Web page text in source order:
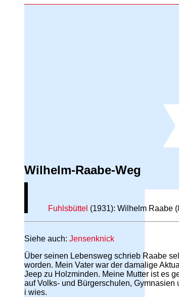
Wilhelm-Raabe-Weg
Fuhlsbüttel (1931): Wilhelm Raabe
Siehe auch: Jensenknick
Über seinen Lebensweg schrieb Raabe
worden. Mein Vater war der damalige
Jeep zu Holzminden. Meine Mutter ist es
auf Volks- und Bürgerschulen,
i wies.